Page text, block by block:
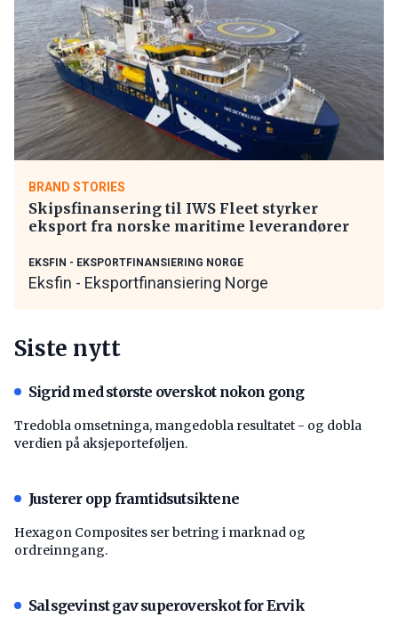
BRAND STORIES
Skipsfinansering til IWS Fleet styrker
eksport fra norske maritime leverandører
EKSFIN - EKSPORTFINANSIERING NORGE
Eksfin - Eksportfinansiering Norge
Siste nytt
Sigrid med største overskot nokon gong
Tredobla omsetninga, mangedobla resultatet - og dobla
verdien på aksjeporteføljen.
Justerer opp framtidsutsiktene
Hexagon Composites ser betring i marknad og
ordreinngang.
Salsgevinst gav superoverskot for Ervik